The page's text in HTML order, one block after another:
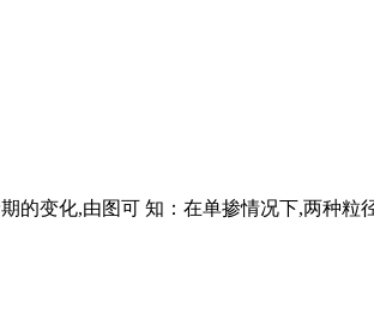
的变化,由图可 知：在单掺情况下,两种粒